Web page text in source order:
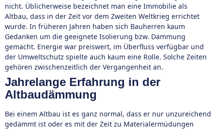
nicht. Üblicherweise bezeichnet man eine Immobilie als
Altbau, dass in der Zeit vor dem Zweiten Weltkrieg errichtet
wurde. In früheren Jahren haben sich Bauherren kaum
Gedanken um die geeignete Isolierung bzw. Dämmung
gemacht. Energie war preiswert, im Überfluss verfügbar und
der Umweltschutz spielte auch kaum eine Rolle. Solche Zeiten
gehören zwischenzeitlich der Vergangenheit an.
Jahrelange Erfahrung in der
Altbaudämmung
Bei einem Altbau ist es ganz normal, dass er nur unzureichend
gedämmt ist oder es mit der Zeit zu Materialermüdungen